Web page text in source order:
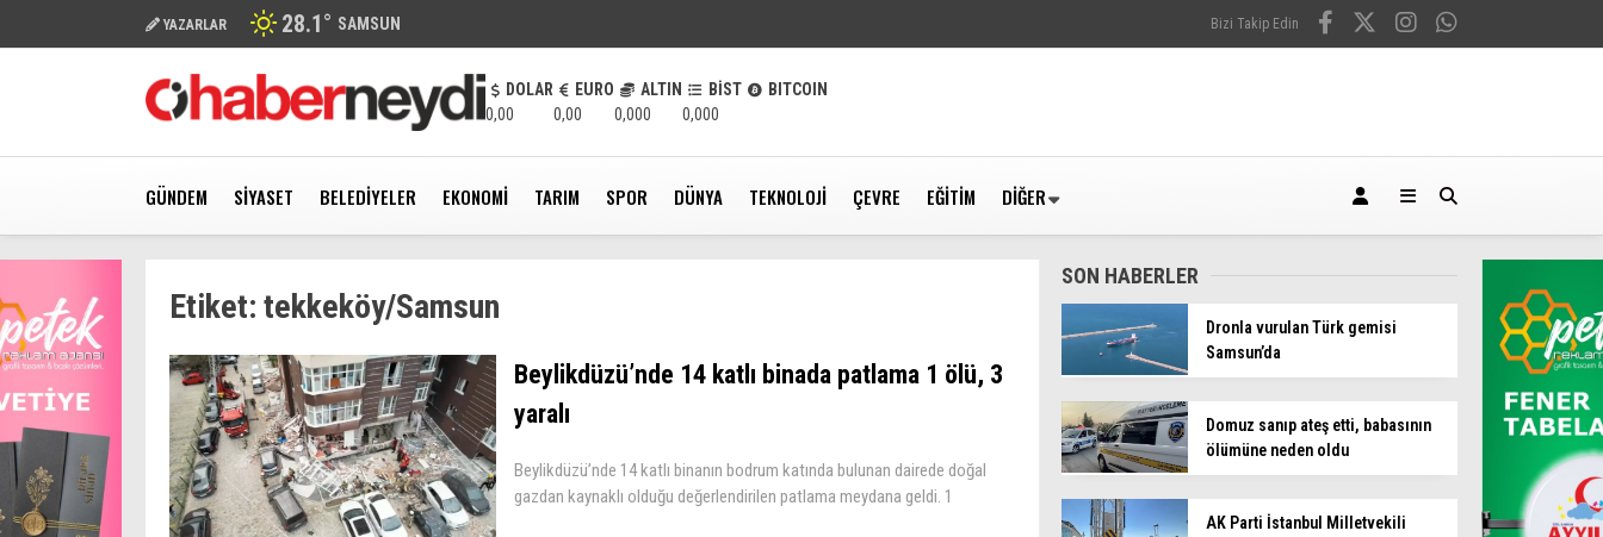
YAZARLAR 28.1° SAMSUN Bizi Takip Edin
DOLAR
0,00
EURO
0,00
ALTIN
0,000
BİST
0,000
BITCOIN
GÜNDEM SIYASET BELEDIYELER EKONOMI TARIM SPOR DÜNYA TEKNOLOJI ÇEVRE EĞITIM DIĞER
Etiket: tekkeköy/Samsun
Beylikdüzü’nde 14 katlı binada patlama 1 ölü, 3
yaralı
Beylikdüzü’nde 14 katlı binanın bodrum katında bulunan dairede doğal
gazdan kaynaklı olduğu değerlendirilen patlama meydana geldi. 1
SON HABERLER
Dronla vurulan Türk gemisi
Samsun’da
Domuz sanıp ateş etti, babasının
ölümüne neden oldu
AK Parti İstanbul Milletvekili